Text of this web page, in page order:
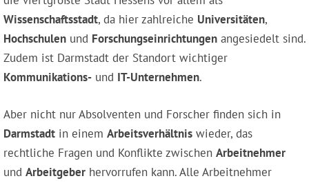
Wissenschaftsstadt, da hier zahlreiche Universitäten,
Hochschulen und Forschungseinrichtungen angesiedelt sind.
Zudem ist Darmstadt der Standort wichtiger
Kommunikations- und IT-Unternehmen.
Aber nicht nur Absolventen und Forscher finden sich in
Darmstadt in einem Arbeitsverhältnis wieder, das
rechtliche Fragen und Konflikte zwischen Arbeitnehmer
und Arbeitgeber hervorrufen kann. Alle Arbeitnehmer